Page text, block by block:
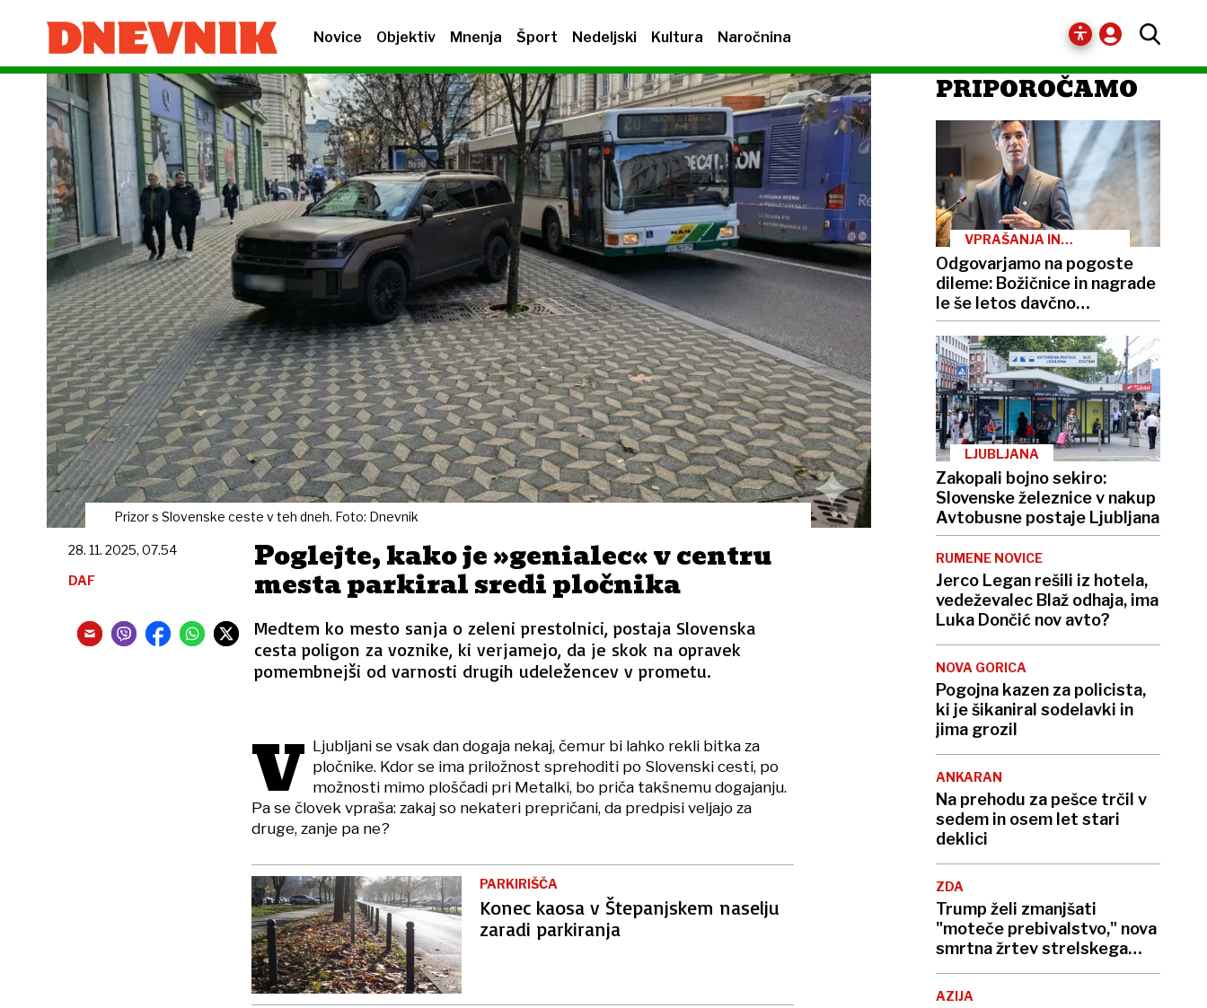
Novice Objektiv Mnenja Šport Nedeljski Kultura Naročnina
Prizor s Slovenske ceste v teh dneh. Foto: Dnevnik
Poglejte, kako je »genialec« v centru
mesta parkiral sredi pločnika
Medtem ko mesto sanja o zeleni prestolnici, postaja Slovenska
cesta poligon za voznike, ki verjamejo, da je skok na opravek
pomembnejši od varnosti drugih udeležencev v prometu.
28. 11. 2025, 07.54
DAF
V Ljubljani se vsak dan dogaja nekaj, čemur bi lahko rekli bitka za
pločnike. Kdor se ima priložnost sprehoditi po Slovenski cesti, po
možnosti mimo ploščadi pri Metalki, bo priča takšnemu dogajanju.
Pa se človek vpraša: zakaj so nekateri prepričani, da predpisi veljajo za
druge, zanje pa ne?
PARKIRIŠČA
Konec kaosa v Štepanjskem naselju
zaradi parkiranja
PRIPOROČAMO
VPRAŠANJA IN
ODGOVORI
Odgovarjamo na pogoste
dileme: Božičnice in nagrade
le še letos davčno
ugodnejše
LJUBLJANA
Zakopali bojno sekiro:
Slovenske železnice v nakup
Avtobusne postaje Ljubljana
RUMENE NOVICE
Jerco Legan rešili iz hotela,
vedeževalec Blaž odhaja, ima
Luka Dončić nov avto?
NOVA GORICA
Pogojna kazen za policista,
ki je šikaniral sodelavki in
jima grozil
ANKARAN
Na prehodu za pešce trčil v
sedem in osem let stari
deklici
ZDA
Trump želi zmanjšati
"moteče prebivalstvo," nova
smrtna žrtev strelskega
napada
AZIJA